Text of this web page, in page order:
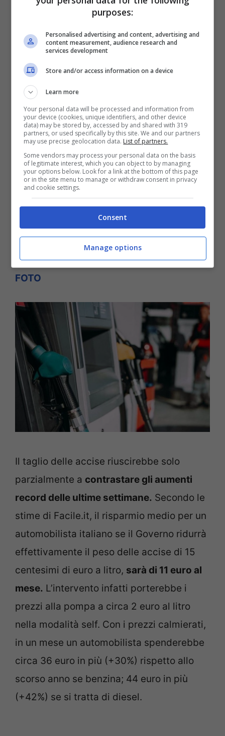
Consiglio dei Ministri.Il meccanismo
voce dalle associazioni di categoria,
dovrebbe portare ad un alleggerimento del
costo del carburante per tre mesi di circa
20 centesimi. Il meccanismo dell’accisa
mobile, introdotto nella legge finanziaria
del 2008, prevede che in ogni trimestre si
proceda con le rivalutazioni dell’ accisa
per compensare le variazioni dell’Iva,
dovute all’andamento dei prezzi del
mercato.
Leggi anche:
Guerra Ucraina, in Bulgaria
compare un murale durissimo su Putin -
FOTO
Il taglio delle accise riuscirebbe solo
parzialmente a contrastare gli aumenti
record delle ultime settimane. Secondo le
stime di Facile.it, il risparmio medio per un
automobilista italiano se il Governo ridurrà
effettivamente il peso delle accise di 15
centesimi di euro a litro, sarà di 11 euro al
mese. L’intervento infatti porterebbe i
prezzi alla pompa a circa 2 euro al litro
nella modalità self. Con i prezzi calmierati,
in un mese un automobilista spenderebbe
circa 36 euro in più (+30%) rispetto allo
scorso anno se benzina; 44 euro in più
(+42%) se si tratta di diesel.
purposes:
Personalised advertising and content, advertising and
content measurement, audience research and
services development
Store and/or access information on a device
Learn more
Your personal data will be processed and information from
your device (cookies, unique identifiers, and other device
data) may be stored by, accessed by and shared with 319
partners, or used specifically by this site. We and our partners
may use precise geolocation data. List of partners.
Some vendors may process your personal data on the basis
of legitimate interest, which you can object to by managing
your options below. Look for a link at the bottom of this page
or in the site menu to manage or withdraw consent in privacy
and cookie settings.
Consent
Manage options